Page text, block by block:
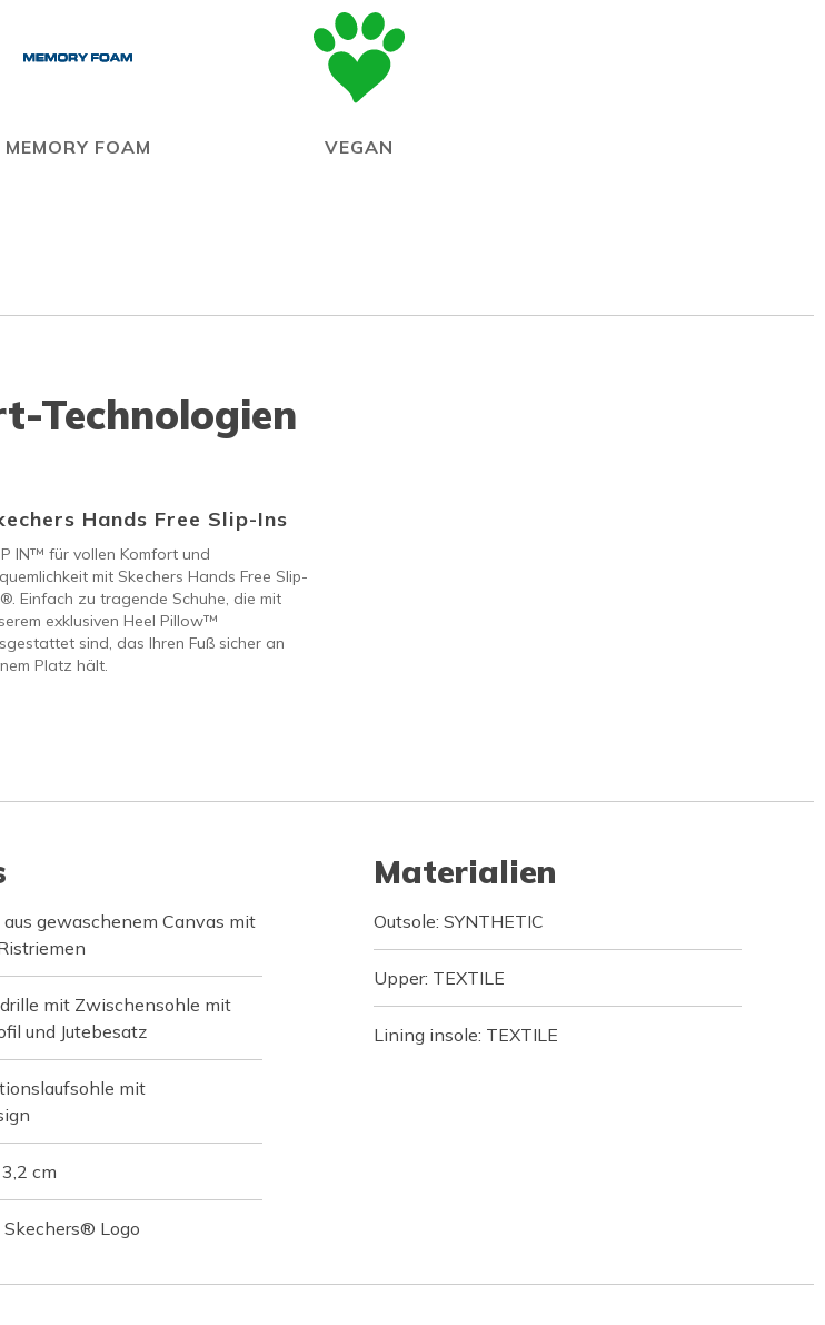
MEMORY FOAM VEGAN
Technologien
Hands Free Slip-Ins
IN™ für vollen Komfort und
mit Skechers Hands Free Slip-
Einfach zu tragende Schuhe, die mit
exklusiven Heel Pillow™
sind, das Ihren Fuß sicher an
Platz hält.
gewaschenem Canvas mit
mit Zwischensohle mit
und Jutebesatz
mit
cm
Logo
Materialien
Outsole: SYNTHETIC
Upper: TEXTILE
Lining insole: TEXTILE